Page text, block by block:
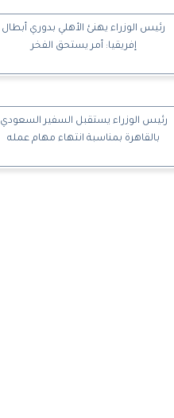
رئيس الوزراء يهنئ الأهلي بدوري أبطال
إفريقيا: أمر يستحق الفخر
رئيس الوزراء يستقبل السفير السعودي
بالقاهرة بمناسبة انتهاء مهام عمله